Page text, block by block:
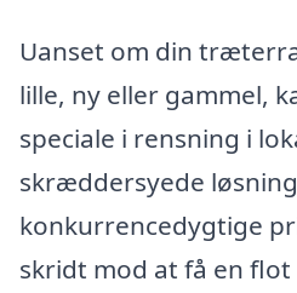
Uanset om din
lille, ny eller gammel,
speciale i rensning i
skræddersyede
konkurrencedygtige
skridt mod at få en